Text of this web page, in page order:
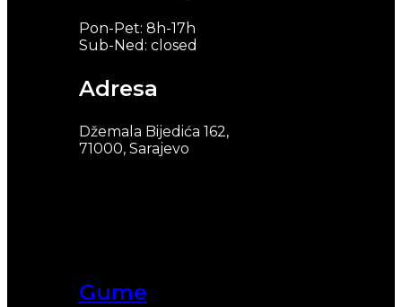
Gume
Pon-Pet: 8h-17h
Sub-Ned: closed
Adresa
Džemala Bijedića 162,
71000, Sarajevo